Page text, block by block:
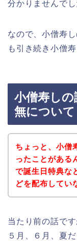
分かりませんでし
なので、小僧寿
も引き続き小僧
小僧寿し
無について
ちょっと、小僧
ったことがある
で誕生日特典な
どを配布してい
当たり前の話で
５月、６月、夏